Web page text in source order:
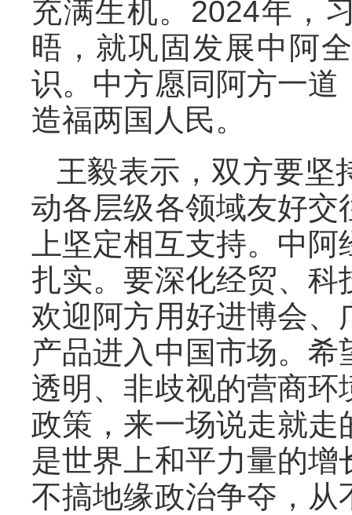
充满生机。2024年，
晤，就巩固发展中阿
识。中方愿同阿方一
造福两国人民。
王毅表示，双方要坚
动各层级各领域友好
上坚定相互支持。中
扎实。要深化经贸、
欢迎阿方用好进博会
产品进入中国市场。
透明、非歧视的营商
政策，来一场说走就
是世界上和平力量的
不搞地缘政治争夺，